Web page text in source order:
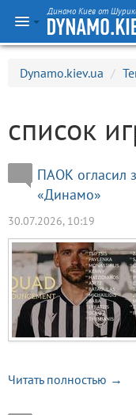
Динамо Киев от
Dynamo.kiev.ua /
список
ПАОК огласил
«Динамо»
30.07.2026, 10:19
Читать полностью →